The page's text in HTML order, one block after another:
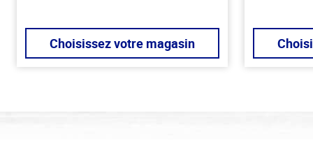
Choisissez votre magasin